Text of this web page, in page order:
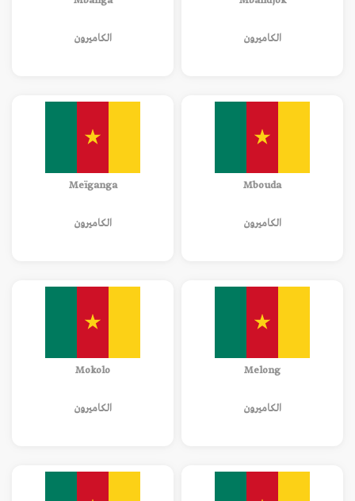
الكاميرون الكاميرون
Mbouda
الكاميرون
Meïganga
الكاميرون
Melong
الكاميرون
Mokolo
الكاميرون